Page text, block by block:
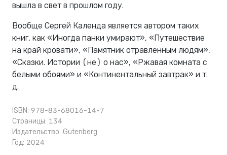
вышла в свет в прошлом году.
Вообще Сергей Календа является автором таких
книг, как «Иногда панки умирают», «Путешествие
на край кровати», «Памятник отравленным людям»,
«Сказки. Истории (не) о нас», «Ржавая комната с
белыми обоями» и «Континентальный завтрак» и т.
д.
ISBN: 978-83-68016-14-7
Страницы: 134
Издательство: Gutenberg
Год: 2024